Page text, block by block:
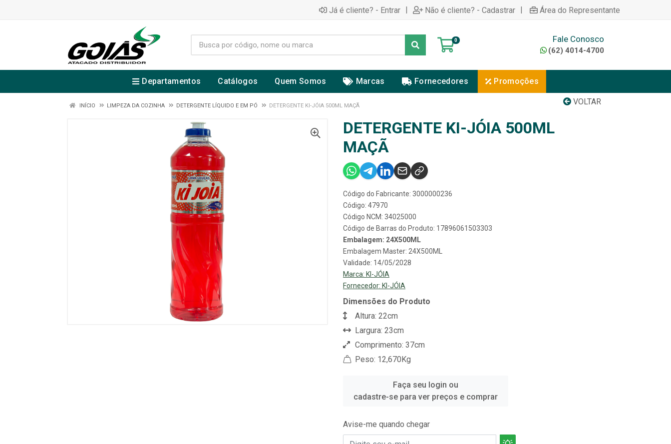
Já é cliente? - Entrar | Não é cliente? - Cadastrar | Área do Representante
0 Fale Conosco
(62) 4014-4700
Departamentos Catálogos Quem Somos Marcas Fornecedores Promoções
VOLTAR
INÍCIO LIMPEZA DA COZINHA DETERGENTE LÍQUIDO E EM PÓ DETERGENTE KI-JÓIA 500ML MAÇÃ
DETERGENTE KI-JÓIA 500ML
MAÇÃ
Código do Fabricante: 3000000236
Código: 47970
Código NCM: 34025000
Código de Barras do Produto: 17896061503303
Embalagem: 24X500ML
Embalagem Master: 24X500ML
Validade: 14/05/2028
Marca: KI-JÓIA
Fornecedor: KI-JÓIA
Dimensões do Produto
Altura: 22cm
Largura: 23cm
Comprimento: 37cm
Peso: 12,670Kg
Faça seu login ou
cadastre-se para ver preços e comprar
Avise-me quando chegar